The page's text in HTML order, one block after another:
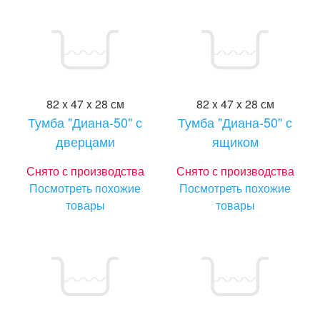
82 x 47 x 28 см
Тумба "Диана-50" с
дверцами
Снято с производства
Посмотреть похожие
товары
82 x 47 x 28 см
Тумба "Диана-50" с
ящиком
Снято с производства
Посмотреть похожие
товары